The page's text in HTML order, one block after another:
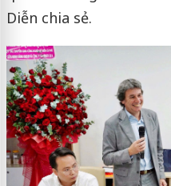
Diễn chia sẻ.